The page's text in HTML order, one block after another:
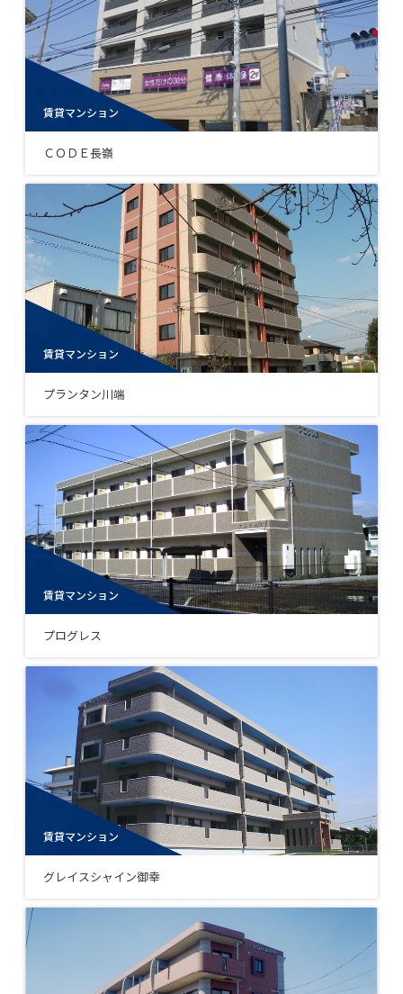
賃貸マンション
ＣＯＤＥ長嶺
賃貸マンション
プランタン川端
賃貸マンション
プログレス
賃貸マンション
グレイスシャイン御幸